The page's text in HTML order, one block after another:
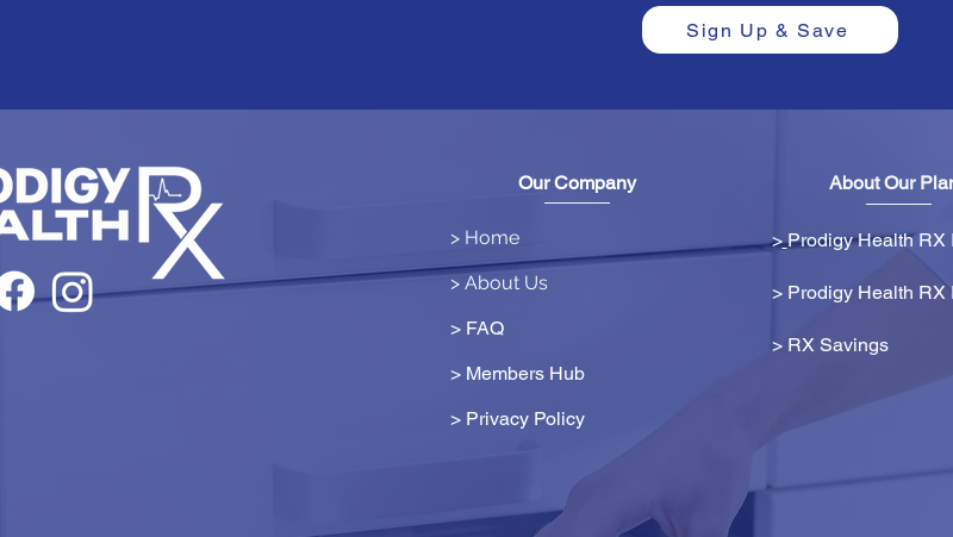
Sign Up & Save
Our Company
> Home
> About Us
> FAQ
> Members Hub
> Privacy Policy
About Our
> Prodigy Health RX
> Prodigy Health RX
> RX Savings